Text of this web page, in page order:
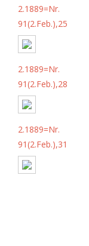
2.1889=Nr.
91(2.Feb.),25
2.1889=Nr.
91(2.Feb.),28
2.1889=Nr.
91(2.Feb.),31